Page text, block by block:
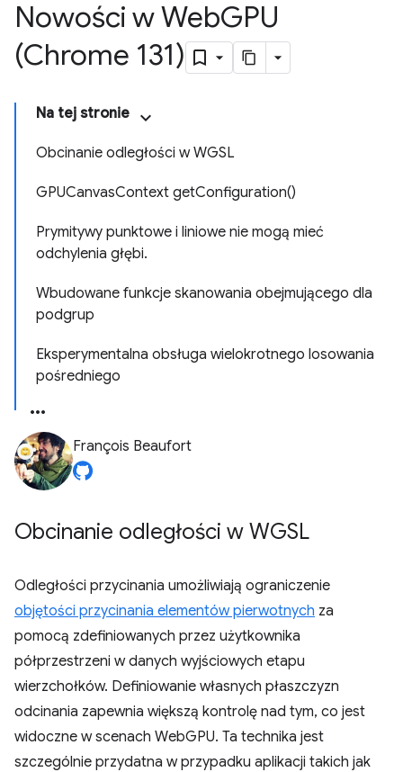
Nowości w WebGPU
(Chrome 131)
Na tej stronie
Obcinanie odległości w WGSL
GPUCanvasContext getConfiguration()
Prymitywy punktowe i liniowe nie mogą mieć
odchylenia głębi.
Wbudowane funkcje skanowania obejmującego dla
podgrup
Eksperymentalna obsługa wielokrotnego losowania
pośredniego
François Beaufort
Obcinanie odległości w WGSL
Odległości przycinania umożliwiają ograniczenie
objętości przycinania elementów pierwotnych za
pomocą zdefiniowanych przez użytkownika
półprzestrzeni w danych wyjściowych etapu
wierzchołków. Definiowanie własnych płaszczyzn
odcinania zapewnia większą kontrolę nad tym, co jest
widoczne w scenach WebGPU. Ta technika jest
szczególnie przydatna w przypadku aplikacji takich jak